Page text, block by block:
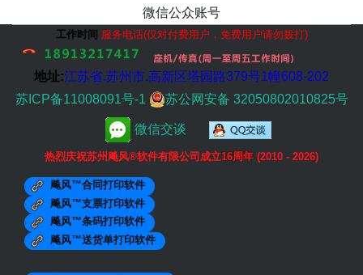
微信公众账号
工作时间 服务电话(仅对付费用户，免费用户请勿拨打)
地址:江苏省.苏州市.高新区塔园路379号1幢608-202
苏ICP备11008091号-1
苏公网安备 32050802010825号
微信交谈
热烈庆祝苏州飚风®软件有限公司成立16周年 (2010 - 2026)
飚风™合同打印软件
飚风™支票打印软件
飚风™条码打印软件
飚风™送货单打印软件